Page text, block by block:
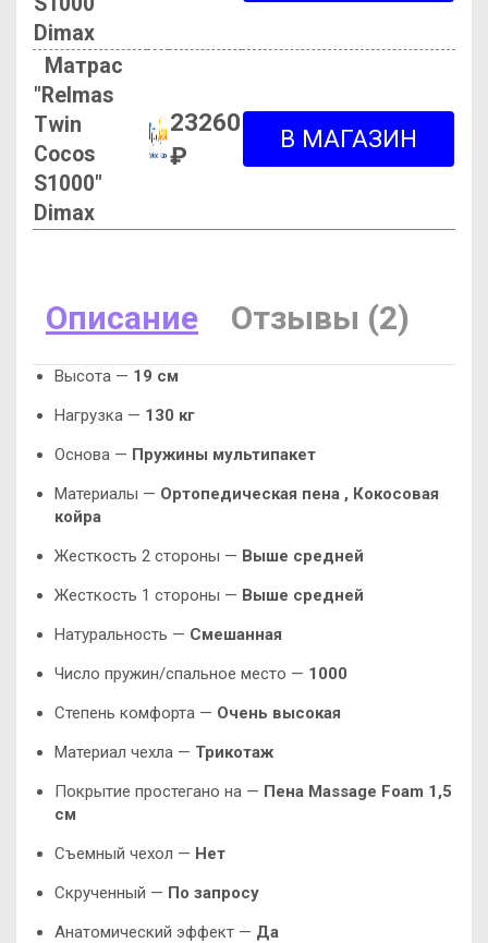
Dimax
Матрас
"Relmas
Twin
Cocos
S1000"
Dimax
23260
₽
Описание Отзывы (2)
Высота — 19 см
Нагрузка — 130 кг
Основа — Пружины мультипакет
Материалы — Ортопедическая пена , Кокосовая
койра
Жесткость 2 стороны — Выше средней
Жесткость 1 стороны — Выше средней
Натуральность — Смешанная
Число пружин/спальное место — 1000
Степень комфорта — Очень высокая
Материал чехла — Трикотаж
Покрытие простегано на — Пена Massage Foam 1,5
см
Съемный чехол — Нет
Скрученный — По запросу
Анатомический эффект — Да